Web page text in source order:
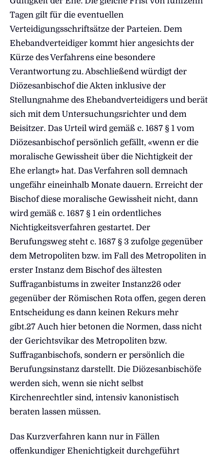
Tagen gilt für die eventuellen
Verteidigungsschriftsätze der Parteien. Dem
Ehebandverteidiger kommt hier angesichts der
Kürze des Verfahrens eine besondere
Verantwortung zu. Abschließend würdigt der
Diözesanbischof die Akten inklusive der
Stellungnahme des Ehebandverteidigers und berät
sich mit dem Untersuchungsrichter und dem
Beisitzer. Das Urteil wird gemäß c. 1687 § 1 vom
Diözesanbischof persönlich gefällt, «wenn er die
moralische Gewissheit über die Nichtigkeit der
Ehe erlangt» hat. Das Verfahren soll demnach
ungefähr eineinhalb Monate dauern. Erreicht der
Bischof diese moralische Gewissheit nicht, dann
wird gemäß c. 1687 § 1 ein ordentliches
Nichtigkeitsverfahren gestartet. Der
Berufungsweg steht c. 1687 § 3 zufolge gegenüber
dem Metropoliten bzw. im Fall des Metropoliten in
erster Instanz dem Bischof des ältesten
Suffraganbistums in zweiter Instanz26 oder
gegenüber der Römischen Rota offen, gegen deren
Entscheidung es dann keinen Rekurs mehr
gibt.27 Auch hier betonen die Normen, dass nicht
der Gerichtsvikar des Metropoliten bzw.
Suffraganbischofs, sondern er persönlich die
Berufungsinstanz darstellt. Die Diözesanbischöfe
werden sich, wenn sie nicht selbst
Kirchenrechtler sind, intensiv kanonistisch
beraten lassen müssen.
Das Kurzverfahren kann nur in Fällen
offenkundiger Ehenichtigkeit durchgeführt